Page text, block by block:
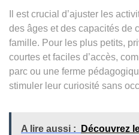
Il est crucial d’ajuster les
des âges et des capacités de
famille. Pour les plus petits,
courtes et faciles d’accès,
parc ou une ferme
stimuler leur curiosité sans
A lire aussi :
Découvrez